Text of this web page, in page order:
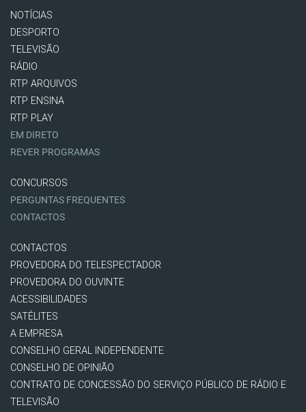
NOTÍCIAS
DESPORTO
TELEVISÃO
RÁDIO
RTP ARQUIVOS
RTP ENSINA
RTP PLAY
EM DIRETO
REVER PROGRAMAS
CONCURSOS
PERGUNTAS FREQUENTES
CONTACTOS
CONTACTOS
PROVEDORA DO TELESPECTADOR
PROVEDORA DO OUVINTE
ACESSIBILIDADES
SATÉLITES
A EMPRESA
CONSELHO GERAL INDEPENDENTE
CONSELHO DE OPINIÃO
CONTRATO DE CONCESSÃO DO SERVIÇO PÚBLICO DE RÁDIO E
TELEVISÃO